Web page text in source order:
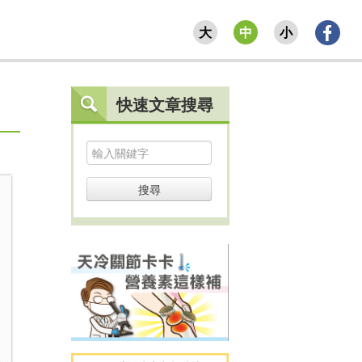
大 中 小
快速文章搜尋
搜尋